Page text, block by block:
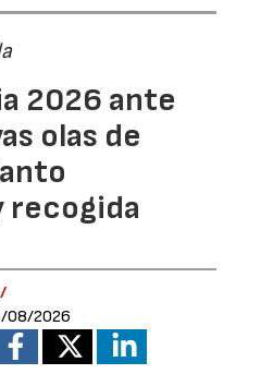
2026 ante
olas de
08/2026